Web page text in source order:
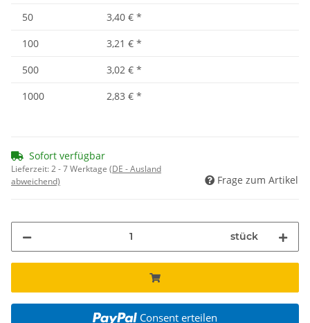
50
3,40 € *
100
3,21 € *
500
3,02 € *
1000
2,83 € *
Sofort verfügbar
Lieferzeit:2 - 7 Werktage (DE - Ausland
abweichend)
Frage zum Artikel
stück
Consent erteilen